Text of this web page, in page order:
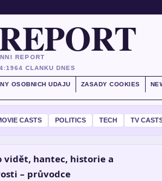
REPORT
64 CLANKU DNES
OSOBNICH UDAJU ZASADY COOKIES
CASTS POLITICS TECH TV
vidět, hantec, historie a
– průvodce